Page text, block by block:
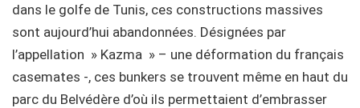
dans le golfe de Tunis, ces constructions massives
sont aujourd’hui abandonnées. Désignées par
l’appellation » Kazma » – une déformation du français
casemates -, ces bunkers se trouvent même en haut du
parc du Belvédère d’où ils permettaient d’embrasser